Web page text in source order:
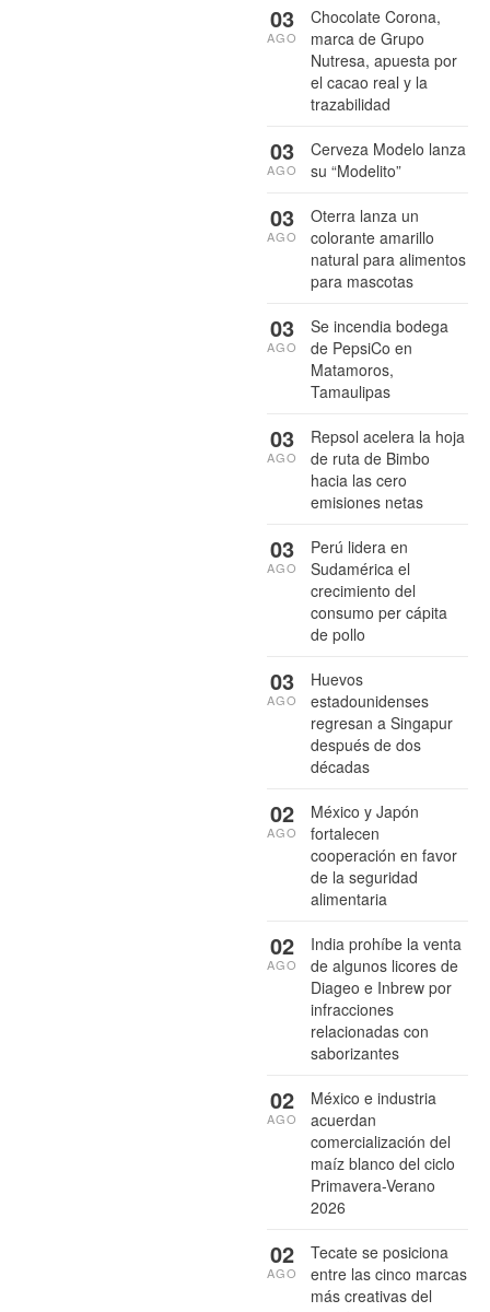
Chocolate Corona,
marca de Grupo
Nutresa, apuesta por
el cacao real y la
trazabilidad
03
AGO
Cerveza Modelo lanza
su “Modelito”
03
AGO
Oterra lanza un
colorante amarillo
natural para alimentos
para mascotas
03
AGO
Se incendia bodega
de PepsiCo en
Matamoros,
Tamaulipas
03
AGO
Repsol acelera la hoja
de ruta de Bimbo
hacia las cero
emisiones netas
03
AGO
Perú lidera en
Sudamérica el
crecimiento del
consumo per cápita
de pollo
03
AGO
Huevos
estadounidenses
regresan a Singapur
después de dos
décadas
03
AGO
México y Japón
fortalecen
cooperación en favor
de la seguridad
alimentaria
02
AGO
India prohíbe la venta
de algunos licores de
Diageo e Inbrew por
infracciones
relacionadas con
saborizantes
02
AGO
México e industria
acuerdan
comercialización del
maíz blanco del ciclo
Primavera-Verano
2026
02
AGO
Tecate se posiciona
entre las cinco marcas
más creativas del
02
AGO